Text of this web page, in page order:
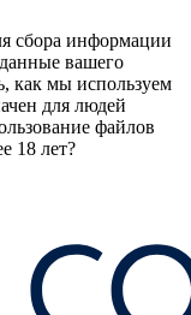
сбора информации
вашего
как мы используем
для людей
файлов
18 лет?